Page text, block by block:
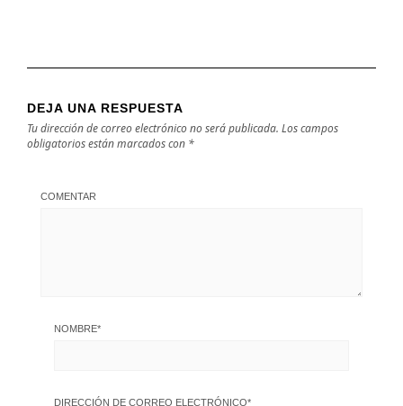
DEJA UNA RESPUESTA
Tu dirección de correo electrónico no será publicada. Los campos
obligatorios están marcados con *
COMENTAR
NOMBRE*
DIRECCIÓN DE CORREO ELECTRÓNICO*